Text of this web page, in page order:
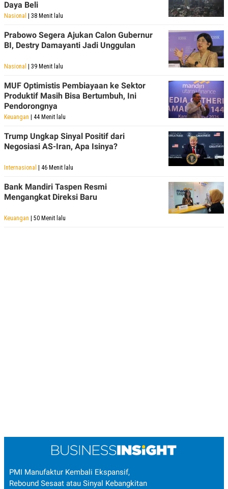
Daya Beli
Nasional | 38 Menit lalu
Prabowo Segera Ajukan Calon Gubernur
BI, Destry Damayanti Jadi Unggulan
Nasional | 39 Menit lalu
MUF Optimistis Pembiayaan ke Sektor
Produktif Masih Bisa Bertumbuh, Ini
Pendorongnya
Keuangan | 44 Menit lalu
Trump Ungkap Sinyal Positif dari
Negosiasi AS-Iran, Apa Isinya?
Internasional | 46 Menit lalu
Bank Mandiri Taspen Resmi
Mengangkat Direksi Baru
Keuangan | 50 Menit lalu
PMI Manufaktur Kembali Ekspansif,
Rebound Sesaat atau Sinyal Kebangkitan